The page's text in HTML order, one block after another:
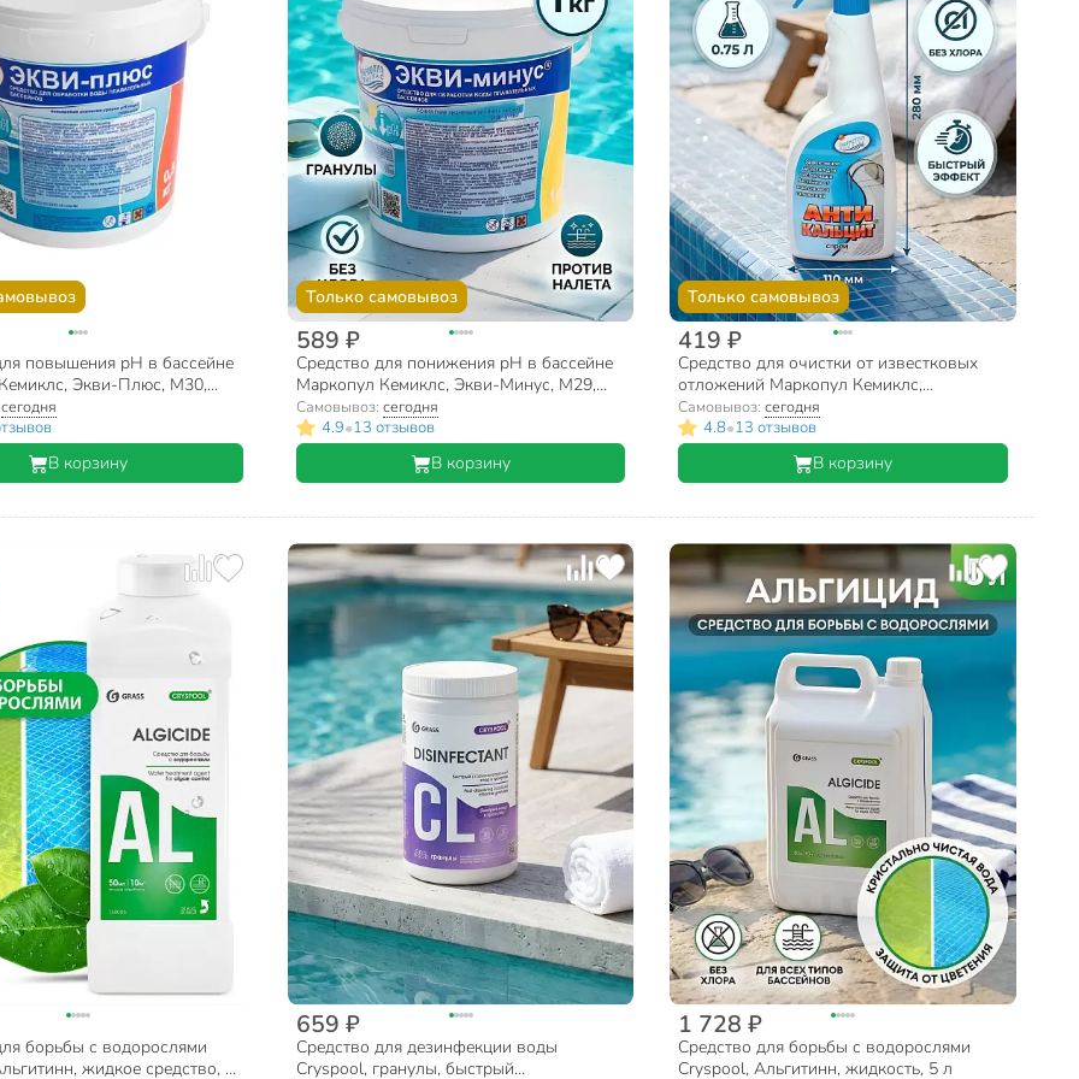
повышения pH в бассейне
Экви-Плюс, М30,
0.5 кг
сегодня
В корзину
Только самовывоз
589 ₽
Средство для понижения pH в бассейне
Маркопул Кемиклс, Экви-Минус, М29,
гранулы, ведро, 1 кг
Самовывоз: сегодня
4.9•13 отзывов
В корзину
Только самовывоз
419 ₽
Средство для очистки от известковых
отложений Маркопул Кемиклс,
Антикальцит, М11, жидкое средство, 0.75
л
Самовывоз:сегодня
4.8•13 отзывов
В корзину
борьбы с водорослями
жидкое средство, 1
659 ₽
Средство для дезинфекции воды
Cryspool, гранулы, быстрый
1 728 ₽
Средство для борьбы с водорослями
Cryspool, Альгитинн, жидкость, 5 л